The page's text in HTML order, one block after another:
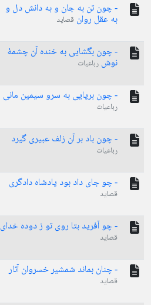
- چون تن به جان و به دانش دل و
به عقل روان قصاید
- چون بگشایی به خنده آن چشمۀ
نوش رباعیات
- چون برپایی به سرو سیمین مانی
رباعیات
- چون باد بر آن زلف عبیری گیرد
رباعیات
- چو جای داد بود پادشاه دادگری
قصاید
- چو آفرید بتا روی تو ز دوده خدای
قصاید
- چنان بماند شمشیر خسروان آثار
قصاید